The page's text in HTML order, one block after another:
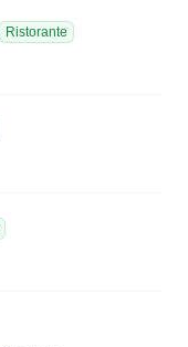
Ristorante